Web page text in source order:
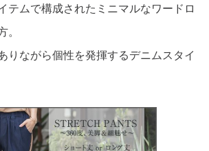
テムで構成されたミニマルなワードロ
りながら個性を発揮するデニムスタイ